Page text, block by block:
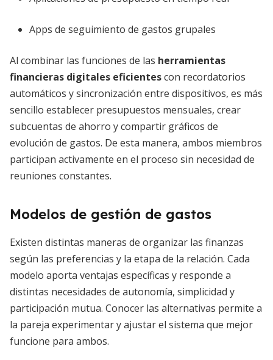
Apps de seguimiento de gastos grupales
Al combinar las funciones de las herramientas
financieras digitales eficientescon recordatorios
automáticos y sincronización entre dispositivos, es más
sencillo establecer presupuestos mensuales, crear
subcuentas de ahorro y compartir gráficos de
evolución de gastos. De esta manera, ambos miembros
participan activamente en el proceso sin necesidad de
reuniones constantes.
Modelos de gestión de gastos
Existen distintas maneras de organizar las finanzas
según las preferencias y la etapa de la relación. Cada
modelo aporta ventajas específicas y responde a
distintas necesidades de autonomía, simplicidad y
participación mutua. Conocer las alternativas permite a
la pareja experimentar y ajustar el sistema que mejor
funcione para ambos.